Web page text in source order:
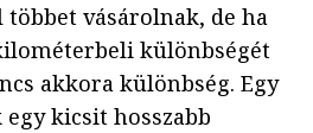
vásárolnak, de ha
különbségét
akkora különbség. Egy
kicsit hosszabb